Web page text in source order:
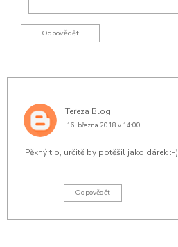
Odpovědět
Tereza Blog
16. března 2018 v 14:00
Pěkný tip, určitě by potěšil jako dárek :-)
Odpovědět